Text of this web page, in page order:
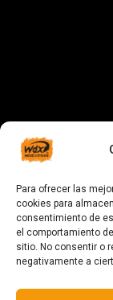
Para ofrecer las
cookies para
consentimiento de
el comportamiento
sitio. No consentir o
negativamente a
©